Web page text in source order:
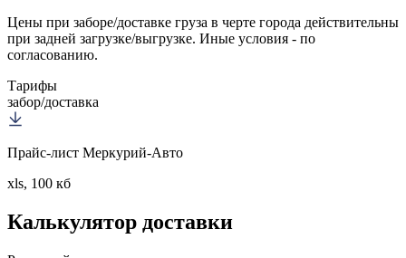
Цены при заборе/доставке груза в черте города действительны
при задней загрузке/выгрузке. Иные условия - по
согласованию.
Тарифы
забор/доставка
Прайс-лист Меркурий-Авто
xls, 100 кб
Калькулятор доставки